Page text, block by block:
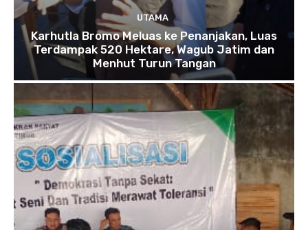
UTAMA
Karhutla Bromo Meluas ke Penanjakan, Luas
Terdampak 520 Hektare, Wagub Jatim dan
Menhut Turun Tangan